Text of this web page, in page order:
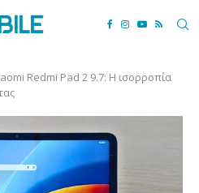
Redmi Pad 2 9.7: Η ισορροπία